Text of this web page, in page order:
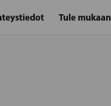
Tule mukaan